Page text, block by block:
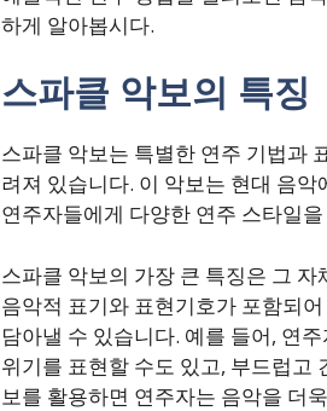
하게 알아봅시다.
스파클 악보의 특징
스파클 악보는 특별한 연주 기법과
려져 있습니다. 이 악보는 현대 음
연주자들에게 다양한 연주 스타일
스파클 악보의 가장 큰 특징은 그
음악적 표기와 표현기호가 포함되
담아낼 수 있습니다. 예를 들어, 연
위기를 표현할 수도 있고, 부드럽고
보를 활용하면 연주자는 음악을 더